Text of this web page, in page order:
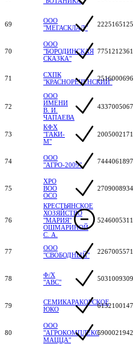
69
ООО
"МЕГАСКЛАД"
2225165125
70
ООО
"БОРОДИНСКАЯ
СКАЗКА"
7751212361
71
СХПК
"КРАСНОРЕЧЕНСКИЙ"2516000696
72
ООО
ИМЕНИ
В. И.
ЧАПАЕВА
4337005067
73
КФХ
"ГАКИ-
М"
2005002171
74
ООО
"АГРО-2009"
7444061897
75
ХРО
ВОО
ОСО
2709008934
76
КРЕСТЬЯНСКОЕ
ХОЗЯЙСТВО
"МАРИЯ"
ОШМАРИНОЙ
С. А.
5246005311
77
ООО
"СВОБОДНЫЙ"
2267005571
78
Ф/Х
"АВС"
5031009309
79
СЕМИКАРАКОРСКОЕ
ЮКО
6132100147
80
ООО
"АГРОКОМПЛЕКС
МАЦЦА"
6900021942